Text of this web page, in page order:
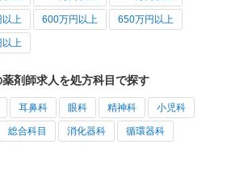
以上 600万円以上 650万円以上
以上
剤師求人を処方科目で探す
耳鼻科 眼科 精神科 小児科
総合科目 消化器科 循環器科